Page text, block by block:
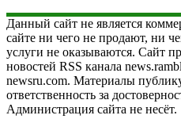
Данный сайт не является
сайте ни чего не продают, ни
услуги не оказываются. Сайт
новостей RSS канала
newsru.com. Материалы
ответственность за
Администрация сайта не несёт.